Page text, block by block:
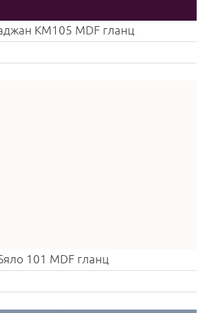
KM105 MDF гланц
101 MDF гланц